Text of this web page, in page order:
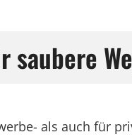
saubere
als auch für